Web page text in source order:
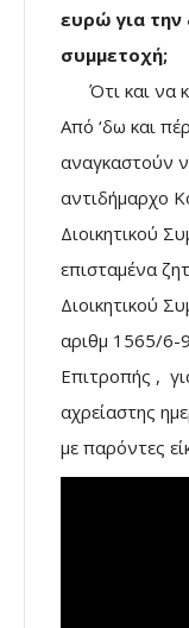
ευρώ για την
συμμετοχή;
Ότι και να
Από ‘δω και
αναγκαστούν
αντιδήμαρχο
Διοικητικού
επισταμένα
Διοικητικού
αριθμ 1565/6-
Επιτροπής ,
αχρείαστης
με παρόντες